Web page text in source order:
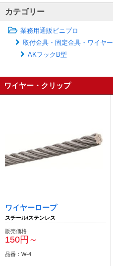
カテゴリー
業務用通販ビニプロ
取付金具・固定金具・ワイヤー
AKフックB型
ワイヤー・クリップ
ワイヤーロープ
スチール/ステンレス
販売価格
150円～
品番：W-4